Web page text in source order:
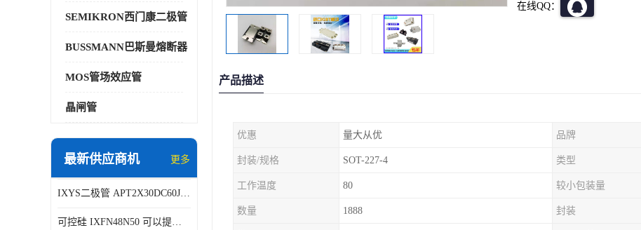
SEMIKRON西门康二极管
BUSSMANN巴斯曼熔断器
MOS管场效应管
晶闸管
最新供应商机 更多
IXYS二极管 APT2X30DC60J 结构简单
可控硅 IXFN48N50 可以提供稳定的电压输出
在线QQ：
产品描述
优惠 量大从优 品牌
封装/规格 SOT-227-4 类型
工作温度 80 较小包装量
数量 1888 封装